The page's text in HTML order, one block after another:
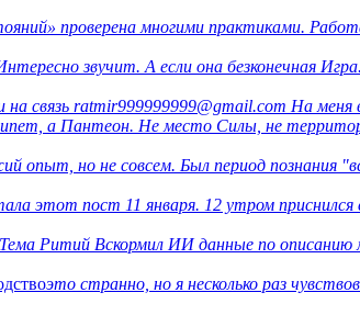
проверена многими практиками.
звучит. А если она безконечная
на связь ratmir999999999@gmail.com На
а Пантеон. Не место Силы, не
опыт, но не совсем. Был период познания
этот пост 11 января. 12 утром приснился
Тема Ритий Вскормил ИИ данные по
это странно, но я несколько раз